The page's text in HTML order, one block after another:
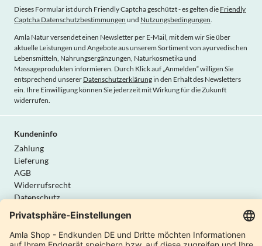
Dieses Formular ist durch Friendly Captcha geschützt - es gelten die Friendly
Captcha Datenschutzbestimmungen und Nutzungsbedingungen.
Amla Natur versendet einen Newsletter per E-Mail, mit dem wir Sie über
aktuelle Leistungen und Angebote aus unserem Sortiment von ayurvedischen
Lebensmitteln, Nahrungsergänzungen, Naturkosmetika und
Massageprodukten informieren. Durch Klick auf „Anmelden“ willigen Sie
entsprechend unserer Datenschutzerklärung in den Erhalt des Newsletters
ein. Ihre Einwilligung können Sie jederzeit mit Wirkung für die Zukunft
widerrufen.
Kundeninfo
Zahlung
Lieferung
AGB
Widerrufsrecht
Datenschutz
Vertrag widerrufen
Amla Natur Internationale Shops